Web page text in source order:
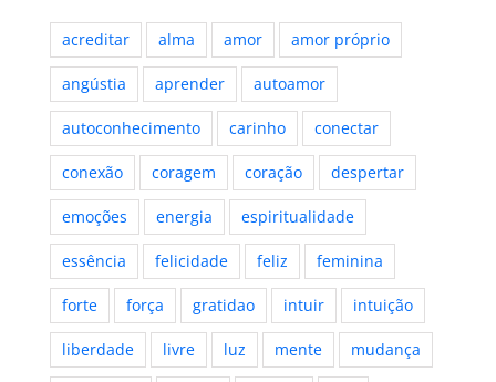
acreditar alma amor amor próprio
angústia aprender autoamor
autoconhecimento carinho conectar
conexão coragem coração despertar
emoções energia espiritualidade
essência felicidade feliz feminina
forte força gratidao intuir intuição
liberdade livre luz mente mudança